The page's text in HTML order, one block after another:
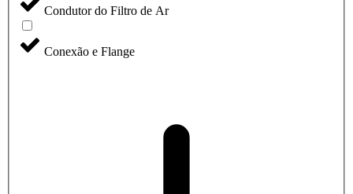
Condutor do Filtro de Ar
Conexão e Flange